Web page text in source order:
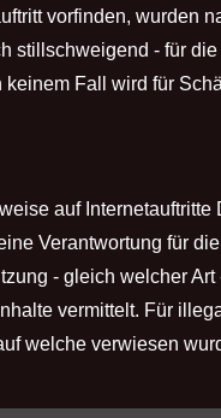
vorfinden, wurden
stillschweigend - für
Fall wird für
auf
Verantwortung für
- gleich welcher
vermittelt. Für
welche verwiesen